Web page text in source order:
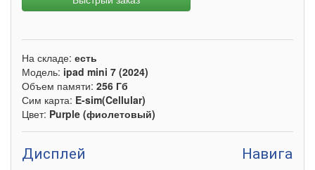
На складе: есть
Модель: ipad mini 7 (2024)
Объем памяти: 256 Гб
Сим карта: E-sim(Cellular)
Цвет: Purple (фиолетовый)
Дисплей